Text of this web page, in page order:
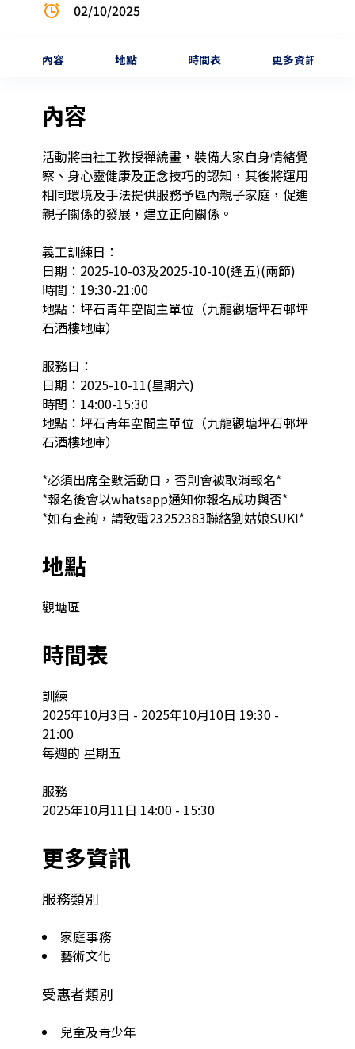
02/10/2025
內容 地點 時間表 更多資訊
內容
活動將由社工教授禪繞畫，裝備大家自身情緒覺
察、身心靈健康及正念技巧的認知，其後將運用
相同環境及手法提供服務予區內親子家庭，促進
親子關係的發展，建立正向關係。
義工訓練日：
日期：2025-10-03及2025-10-10(逢五)(兩節)
時間：19:30-21:00
地點：坪石青年空間主單位（九龍觀塘坪石邨坪
石酒樓地庫）
服務日：
日期：2025-10-11(星期六)
時間：14:00-15:30
地點：坪石青年空間主單位（九龍觀塘坪石邨坪
石酒樓地庫）
*必須出席全數活動日，否則會被取消報名*
*報名後會以whatsapp通知你報名成功與否*
*如有查詢，請致電23252383聯絡劉姑娘SUKI*
地點
觀塘區
時間表
訓練
2025年10月3日 - 2025年10月10日 19:30 -
21:00
每週的 星期五
服務
2025年10月11日 14:00 - 15:30
更多資訊
服務類別
家庭事務
藝術文化
受惠者類別
兒童及青少年